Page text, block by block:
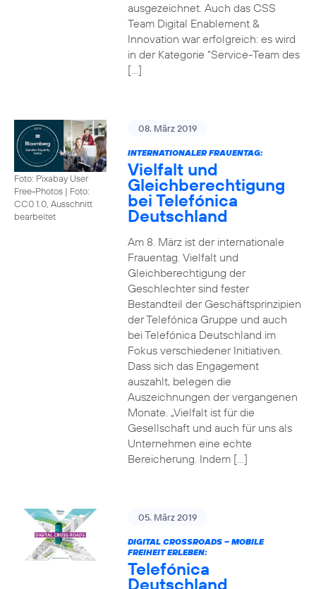
ausgezeichnet. Auch das CSS
Team Digital Enablement &
Innovation war erfolgreich: es wird
in der Kategorie “Service-Team des
[…]
Foto: Pixabay User
Free-Photos | Foto:
CC0 1.0, Ausschnitt
bearbeitet
08. März 2019
INTERNATIONALER FRAUENTAG:
Vielfalt und
Gleichberechtigung
bei Telefónica
Deutschland
Am 8. März ist der internationale
Frauentag. Vielfalt und
Gleichberechtigung der
Geschlechter sind fester
Bestandteil der Geschäftsprinzipien
der Telefónica Gruppe und auch
bei Telefónica Deutschland im
Fokus verschiedener Initiativen.
Dass sich das Engagement
auszahlt, belegen die
Auszeichnungen der vergangenen
Monate. „Vielfalt ist für die
Gesellschaft und auch für uns als
Unternehmen eine echte
Bereicherung. Indem […]
05. März 2019
DIGITAL CROSSROADS – MOBILE
FREIHEIT ERLEBEN:
Telefónica
Deutschland